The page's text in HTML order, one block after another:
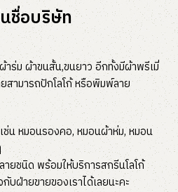
ชื่อบริษัท
ร่ม ผ้าขนสั้น,ขนยาว อีกทั้งมีผ้าพรีเมี่
สามารถปักโลโก้ หรือพิมพ์ลาย
น หมอนรองคอ, หมอนผ้าห่ม, หมอน
ยชนิด พร้อมให้บริการสกรีนโลโก้
ฝ่ายขายของเราได้เลยนะคะ